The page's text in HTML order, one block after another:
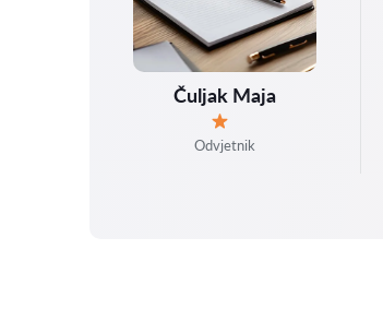
Čuljak Maja
Ocjena:
Odvjetnik